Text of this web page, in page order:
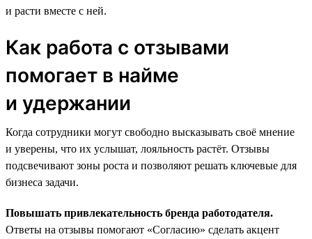
и расти вместе с ней.
Как работа с отзывами
помогает в найме
и удержании
Когда сотрудники могут свободно высказывать своё мнение
и уверены, что их услышат, лояльность растёт. Отзывы
подсвечивают зоны роста и позволяют решать ключевые для
бизнеса задачи.
Повышать привлекательность бренда работодателя.
Ответы на отзывы помогают «Согласию» сделать акцент